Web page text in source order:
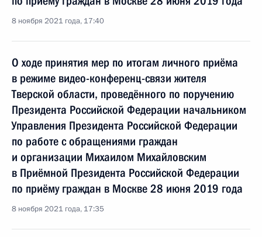
8 ноября 2021 года, 17:40
О ходе принятия мер по итогам личного приёма
в режиме видео-конференц-связи жителя
Тверской области, проведённого по поручению
Президента Российской Федерации начальником
Управления Президента Российской Федерации
по работе с обращениями граждан
и организации Михаилом Михайловским
в Приёмной Президента Российской Федерации
по приёму граждан в Москве 28 июня 2019 года
8 ноября 2021 года, 17:35